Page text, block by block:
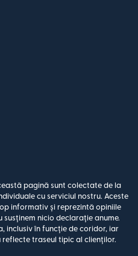
pagină sunt colectate de la
cu serviciul nostru. Aceste
informativ și reprezintă opiniile
susținem nicio declarație anume.
inclusiv în funcție de coridor, iar
reflecte traseul tipic al clienților.